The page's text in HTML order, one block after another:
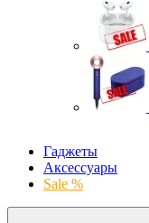
Гаджеты
Аксессуары
Sale %